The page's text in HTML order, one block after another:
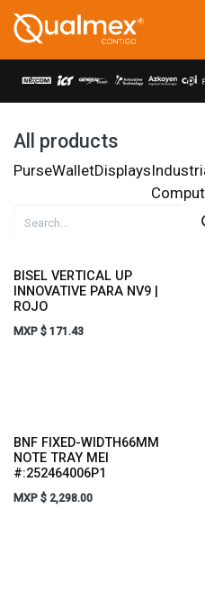
All products
PurseWalletDisplays
BISEL VERTICAL UP
INNOVATIVE PARA NV9 |
ROJO
MXP $ 171.43
BNF FIXED-WIDTH66MM
NOTE TRAY MEI
#:252464006P1
MXP $ 2,298.00